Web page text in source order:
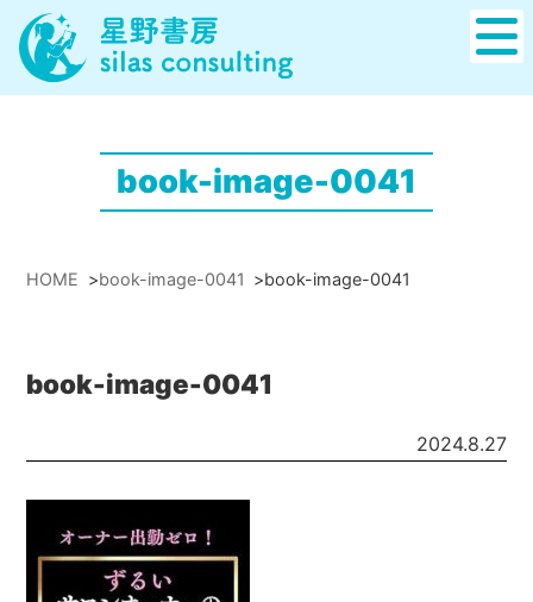
book-image-0041
HOME >book-image-0041 >book-image-0041
book-image-0041
2024.8.27